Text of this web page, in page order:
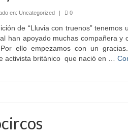
en: Uncategorized | 0
de “Lluvia con truenos” tenemos
han apoyado muchas compañera y
ello empezamos con un
activista británico que nació en …